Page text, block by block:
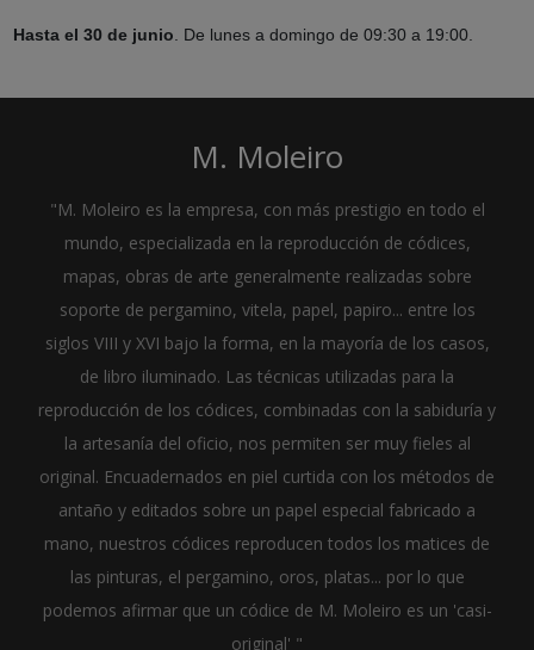
Hasta el 30 de junio . De lunes a domingo de 09:30 a 19:00.
M. Moleiro
"M. Moleiro es la empresa, con más prestigio en todo el
mundo, especializada en la reproducción de códices,
mapas, obras de arte generalmente realizadas sobre
soporte de pergamino, vitela, papel, papiro... entre los
siglos VIII y XVI bajo la forma, en la mayoría de los casos,
de libro iluminado. Las técnicas utilizadas para la
reproducción de los códices, combinadas con la sabiduría y
la artesanía del oficio, nos permiten ser muy fieles al
original. Encuadernados en piel curtida con los métodos de
antaño y editados sobre un papel especial fabricado a
mano, nuestros códices reproducen todos los matices de
las pinturas, el pergamino, oros, platas... por lo que
podemos afirmar que un códice de M. Moleiro es un 'casi-
original' "